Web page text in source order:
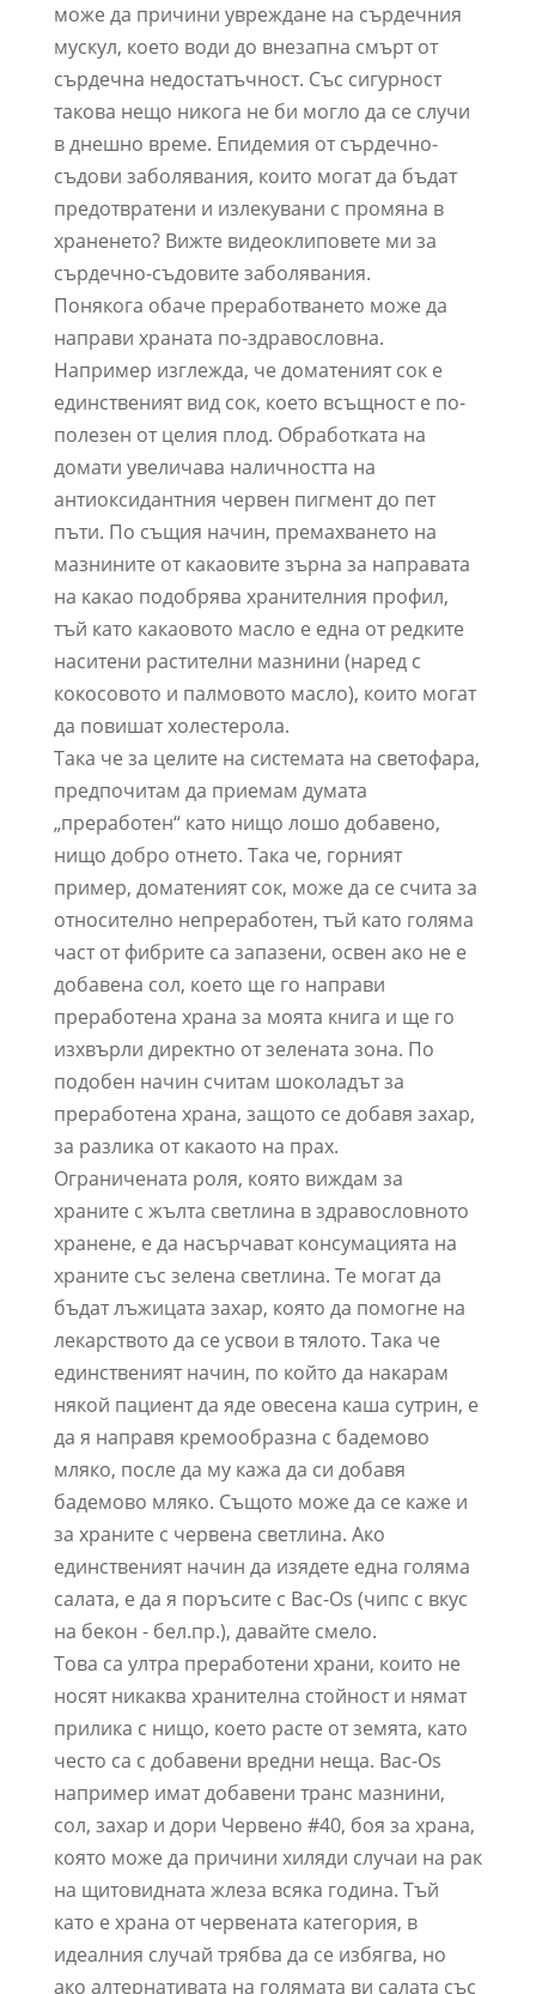
може да причини увреждане на сърдечния
мускул, което води до внезапна смърт от
сърдечна недостатъчност. Със сигурност
такова нещо никога не би могло да се случи
в днешно време. Епидемия от сърдечно-
съдови заболявания, които могат да бъдат
предотвратени и излекувани с промяна в
храненето? Вижте видеоклиповете ми за
сърдечно-съдовите заболявания.
Понякога обаче преработването може да
направи храната по-здравословна.
Например изглежда, че доматеният сок е
единственият вид сок, което всъщност е по-
полезен от целия плод. Обработката на
домати увеличава наличността на
антиоксидантния червен пигмент до пет
пъти. По същия начин, премахването на
мазнините от какаовите зърна за направата
на какао подобрява хранителния профил,
тъй като какаовото масло е една от редките
наситени растителни мазнини (наред с
кокосовото и палмовото масло), които могат
да повишат холестерола.
Така че за целите на системата на светофара,
предпочитам да приемам думата
„преработен“ като нищо лошо добавено,
нищо добро отнето. Така че, горният
пример, доматеният сок, може да се счита за
относително непреработен, тъй като голяма
част от фибрите са запазени, освен ако не е
добавена сол, което ще го направи
преработена храна за моята книга и ще го
изхвърли директно от зелената зона. По
подобен начин считам шоколадът за
преработена храна, защото се добавя захар,
за разлика от какаото на прах.
Ограничената роля, която виждам за
храните с жълта светлина в здравословното
хранене, е да насърчават консумацията на
храните със зелена светлина. Те могат да
бъдат лъжицата захар, която да помогне на
лекарството да се усвои в тялото. Така че
единственият начин, по който да накарам
някой пациент да яде овесена каша сутрин, е
да я направя кремообразна с бадемово
мляко, после да му кажа да си добавя
бадемово мляко. Същото може да се каже и
за храните с червена светлина. Ако
единственият начин да изядете една голяма
салата, е да я поръсите с Bac-Os (чипс с вкус
на бекон - бел.пр.), давайте смело.
Това са ултра преработени храни, които не
носят никаква хранителна стойност и нямат
прилика с нищо, което расте от земята, като
често са с добавени вредни неща. Bac-Os
например имат добавени транс мазнини,
сол, захар и дори Червено #40, боя за храна,
която може да причини хиляди случаи на рак
на щитовидната жлеза всяка година. Тъй
като е храна от червената категория, в
идеалния случай трябва да се избягва, но
ако алтернативата на голямата ви салата със